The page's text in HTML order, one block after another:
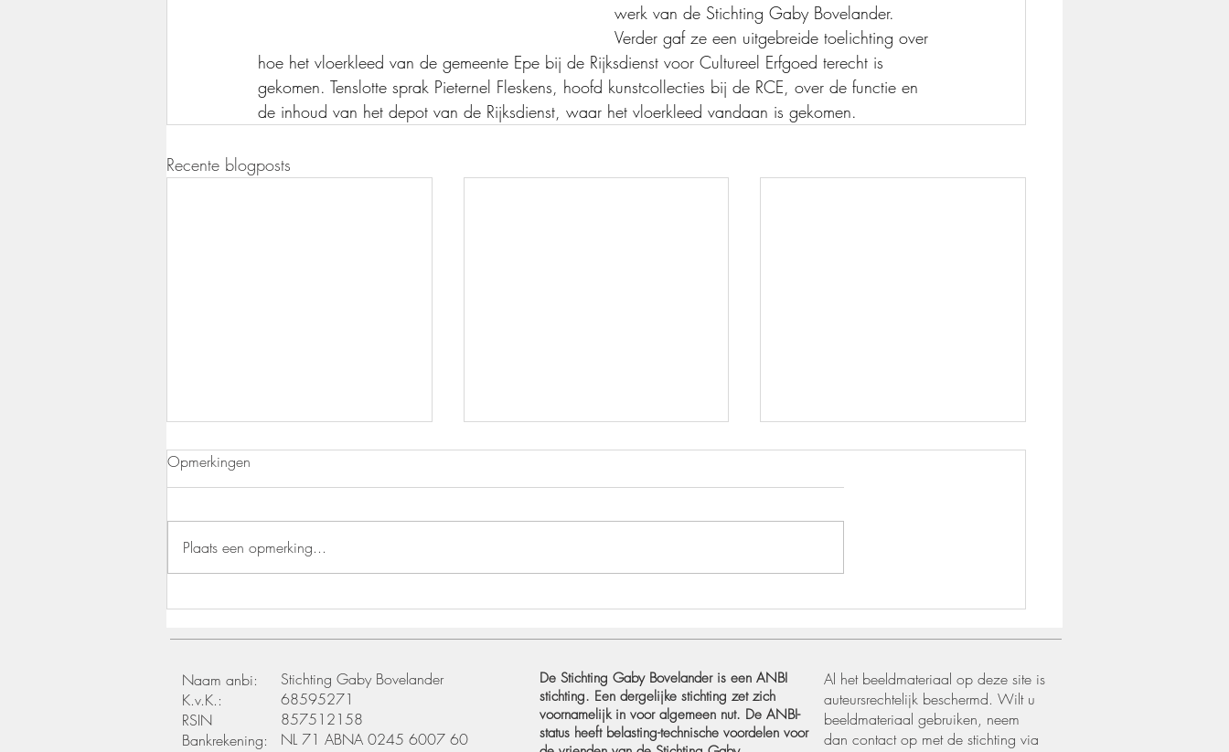
werk van de Stichting Gaby Bovelander.
Verder gaf ze een uitgebreide toelichting over
hoe het vloerkleed van de gemeente Epe bij de Rijksdienst voor Cultureel Erfgoed terecht is
gekomen. Tenslotte sprak Pieternel Fleskens, hoofd kunstcollecties bij de RCE, over de functie en
de inhoud van het depot van de Rijksdienst, waar het vloerkleed vandaan is gekomen.
Recente blogposts
WIE LICHT BLIJFT ZIEN!
Tentoonstelling bij Galerie DNA
Museum Arnhem Het
Opmerkingen
Plaats een opmerking...
Naam anbi:
K.v.K.:
RSIN
Bankrekening:
Stichting Gaby Bovelander
68595271
857512158
NL 71 ABNA 0245 6007 60
De Stichting Gaby Bovelander is een ANBI
stichting. Een dergelijke stichting zet zich
voornamelijk in voor algemeen nut. De ANBI-
status heeft belasting-technische voordelen voor
Al het beeldmateriaal op deze site is
auteursrechtelijk beschermd. Wilt u
beeldmateriaal gebruiken, neem
dan contact op met de stichting via